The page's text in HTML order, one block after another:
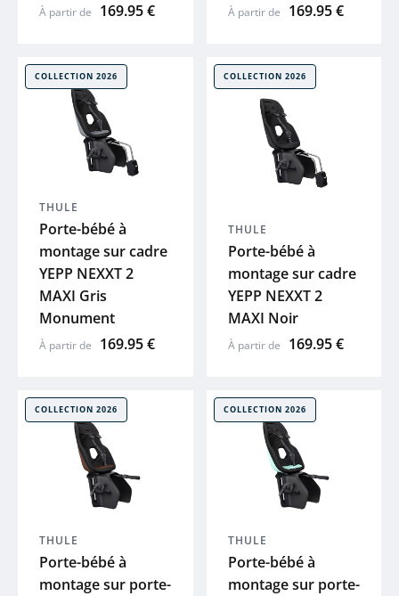
ZEFAL
LAZER
À partir de 169.95 € À partir de 169.95 €
COLLECTION 2026
THULE
Porte-bébé à
montage sur cadre
YEPP NEXXT 2
MAXI Gris
Monument
À partir de 169.95 €
COLLECTION 2026
THULE
Porte-bébé à
montage sur cadre
YEPP NEXXT 2
MAXI Noir
À partir de 169.95 €
COLLECTION 2026
THULE
Porte-bébé à
montage sur porte-
COLLECTION 2026
THULE
Porte-bébé à
montage sur porte-